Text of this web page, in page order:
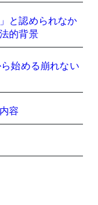
と認められなか
的背景
始める崩れない
容